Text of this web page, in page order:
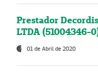
Prestador
LTDA (51004346-
01 de Abril de 2020